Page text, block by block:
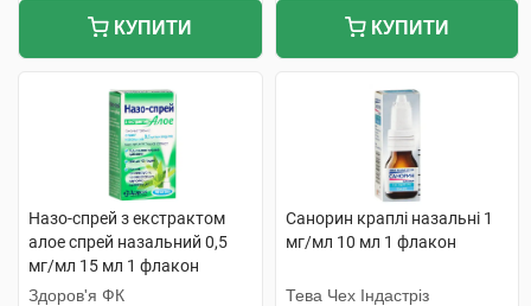
КУПИТИ КУПИТИ
Назо-спрей з екстрактом
алое спрей назальний 0,5
мг/мл 15 мл 1 флакон
Здоров'я ФК
Санорин краплі назальні 1
мг/мл 10 мл 1 флакон
Тева Чех Індастріз